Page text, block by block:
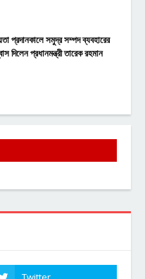
প্রদানকালে সমুদ্র সম্পদ ব্যবহারের
দিলেন প্রধানমন্ত্রী তারেক রহমান